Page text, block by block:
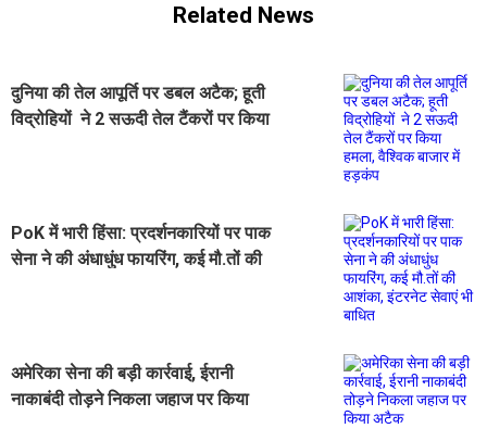
Related News
दुनिया की तेल आपूर्ति पर डबल अटैक; हूती
विद्रोहियों ने 2 सऊदी तेल टैंकरों पर किया
PoK में भारी हिंसा: प्रदर्शनकारियों पर पाक
सेना ने की अंधाधुंध फायरिंग, कई मौ.तों की
अमेरिका सेना की बड़ी कार्रवाई, ईरानी
नाकाबंदी तोड़ने निकला जहाज पर किया